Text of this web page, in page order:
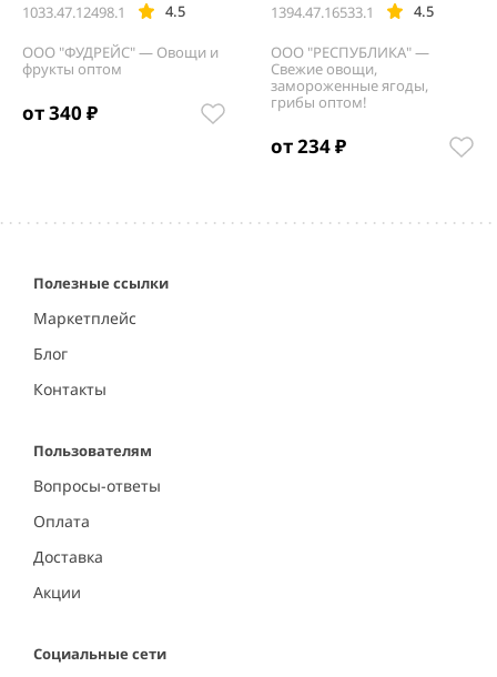
от 340 ₽
1033.47.12498.1 4.5
ООО "ФУДРЕЙС" — Овощи и
фрукты оптом
от 234 ₽
1394.47.16533.1 4.5
ООО "РЕСПУБЛИКА" —
Свежие овощи,
замороженные ягоды,
грибы оптом!
5
Полезные ссылки
Маркетплейс
Блог
Контакты
Пользователям
Вопросы-ответы
Оплата
Доставка
Акции
Социальные сети